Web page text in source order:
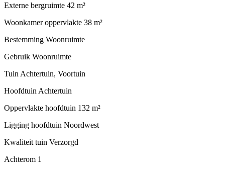
Externe bergruimte 42 m²
Woonkamer oppervlakte 38 m²
Bestemming Woonruimte
Gebruik Woonruimte
Tuin Achtertuin, Voortuin
Hoofdtuin Achtertuin
Oppervlakte hoofdtuin 132 m²
Ligging hoofdtuin Noordwest
Kwaliteit tuin Verzorgd
Achterom 1